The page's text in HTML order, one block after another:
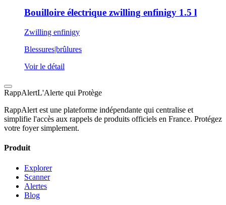
Bouilloire électrique zwilling enfinigy 1.5 l
Zwilling enfinigy
Blessures|brûlures
Voir le détail
RappAlertL'Alerte qui Protège
RappAlert est une plateforme indépendante qui centralise et
simplifie l'accès aux rappels de produits officiels en France. Protégez
votre foyer simplement.
Produit
Explorer
Scanner
Alertes
Blog